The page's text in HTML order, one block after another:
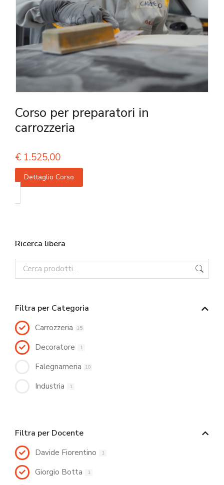
Corso per preparatori in
carrozzeria
€ 1.525,00
Dettaglio Corso
Ricerca libera
Filtra per Categoria
Carrozzeria 15
Decoratore 1
Falegnameria 10
Industria 1
Filtra per Docente
Davide Fiorentino 1
Giorgio Botta 1